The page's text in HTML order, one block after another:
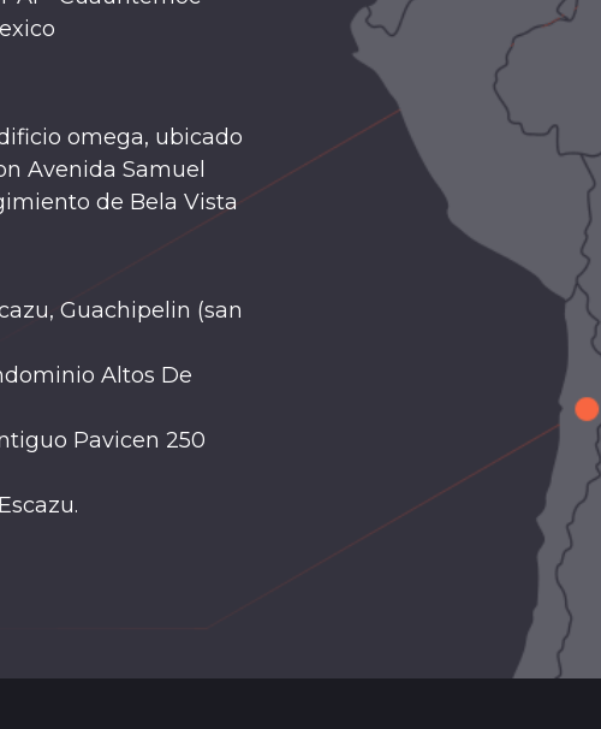
omega, ubicado
Avenida Samuel
de Bela Vista
Guachipelin (san
Altos De
Pavicen 250